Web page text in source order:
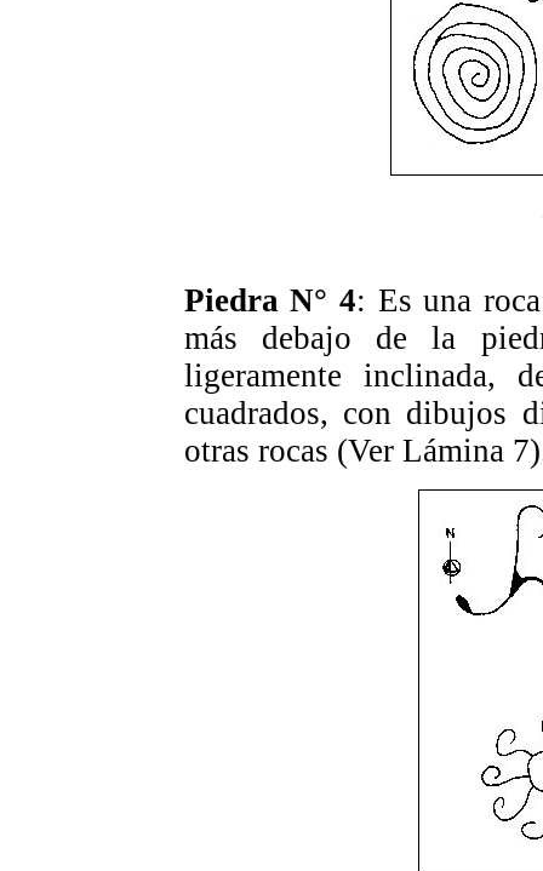
Piedra N° 4: Es una
más debajo de la
ligeramente inclinada,
cuadrados, con dibujos
otras rocas (Ver Lámina